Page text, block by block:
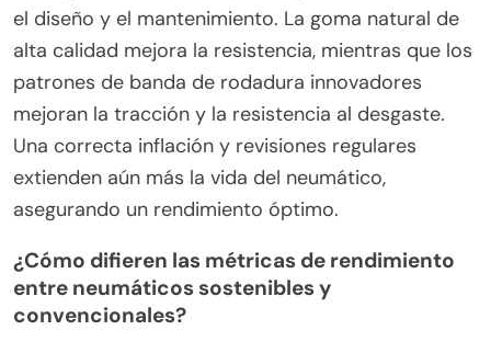
asegurando que los ciclistas no sacrifiquen calidad
por sostenibilidad.
¿Qué factores influyen en la durabilidad y la
vida útil de los neumáticos ecológicos?
La durabilidad y la vida útil de los neumáticos
ecológicos están influenciadas por los materiales,
alta calidad mejora la resistencia, mientras que los
patrones de banda de rodadura innovadores